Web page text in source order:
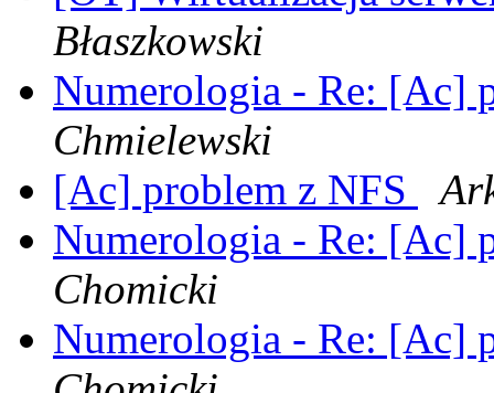
Błaszkowski
Numerologia - Re: [Ac]
Chmielewski
[Ac] problem z NFS
Numerologia - Re: [Ac]
Chomicki
Numerologia - Re: [Ac]